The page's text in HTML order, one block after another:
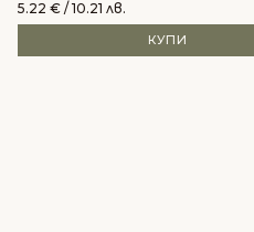
5.22 € / 10.21 лв.
КУПИ